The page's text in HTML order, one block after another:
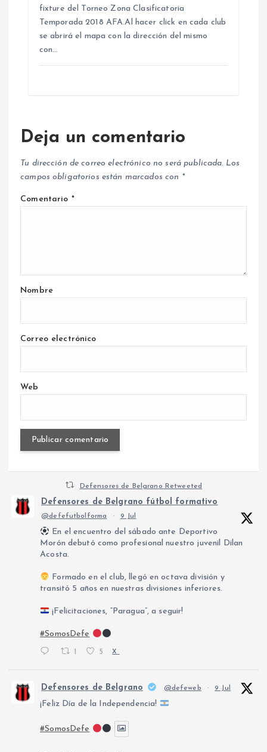
fixture del Torneo Zona Clasificatoria
Temporada 2018 AFA.Al hacer click en cada club
se abrirá el mapa con la dirección del mismo
con…
Deja un comentario
Tu dirección de correo electrónico no será publicada. Los
campos obligatorios están marcados con *
Comentario *
Nombre
Correo electrónico
Web
Defensores de Belgrano Retweeted
Defensores de Belgrano fútbol formativo
@defefutbolforma · 9 Jul
En el encuentro del sábado ante Deportivo
Morón debutó como profesional nuestro juvenil Dilan
Acosta.
Formado en el club, llegó en octava división y
transitó 5 años en nuestras divisiones inferiores.
¡Felicitaciones, “Paragua”, a seguir!
#SomosDefe
5 X
Defensores de Belgrano @defeweb · 9 Jul
¡Feliz Día de la Independencia!
#SomosDefe